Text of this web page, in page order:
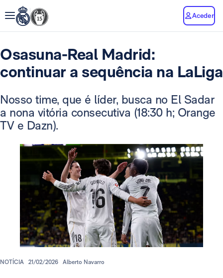
Aceder
Osasuna-Real Madrid:
continuar a sequência na LaLiga
Nosso time, que é líder, busca no El Sadar
a nona vitória consecutiva (18:30 h; Orange
TV e Dazn).
NOTÍCIA 21/02/2026 Alberto Navarro